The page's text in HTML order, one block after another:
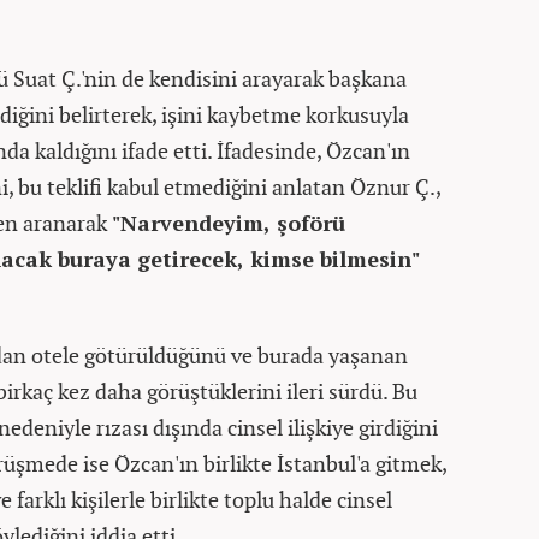
Suat Ç.'nin de kendisini arayarak başkana
belirterek, işini kaybetme korkusuyla
kaldığını ifade etti. İfadesinde, Özcan'ın
bu teklifi kabul etmediğini anlatan Öznur Ç.,
aranarak"Narvendeyim, şoförü
buraya getirecek, kimse bilmesin"
otele götürüldüğünü ve burada yaşanan
kez daha görüştüklerini ileri sürdü. Bu
rızası dışında cinsel ilişkiye girdiğini
ise Özcan'ın birlikte İstanbul'a gitmek,
farklı kişilerle birlikte toplu halde cinsel